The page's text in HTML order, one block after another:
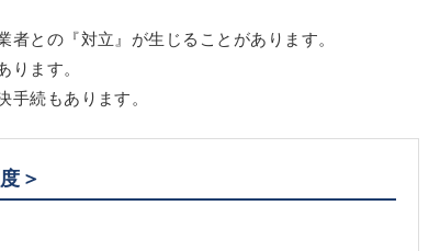
との『対立』が生じることがあります。
ます。
続もあります。
＞